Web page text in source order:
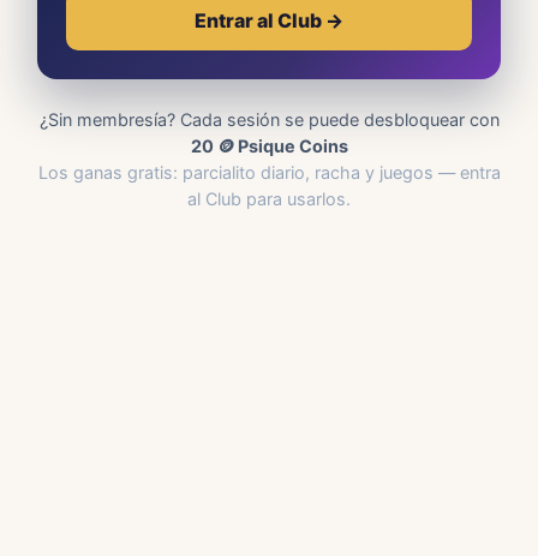
Entrar al Club →
¿Sin membresía? Cada sesión se puede desbloquear con
20 🪙 Psique Coins
Los ganas gratis: parcialito diario, racha y juegos — entra
al Club para usarlos.